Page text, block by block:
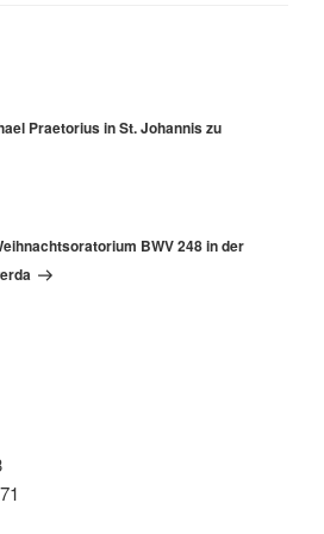
Praetorius in St. Johannis zu
BWV 248 in der